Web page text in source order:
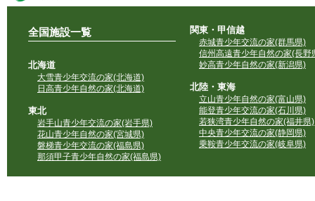
全国施設一覧
北海道
大雪青少年交流の家(北海道)
日高青少年自然の家(北海道)
東北
岩手山青少年交流の家(岩手県)
花山青少年自然の家(宮城県)
磐梯青少年交流の家(福島県)
那須甲子青少年自然の家(福島県)
関東・甲信越
赤城青少年交流の家(群馬県)
信州高遠青少年自然の家(長野
妙高青少年自然の家(新潟県)
北陸・東海
立山青少年自然の家(富山県)
能登青少年交流の家(石川県)
若狭湾青少年自然の家(福井県)
中央青少年交流の家(静岡県)
乗鞍青少年交流の家(岐阜県)